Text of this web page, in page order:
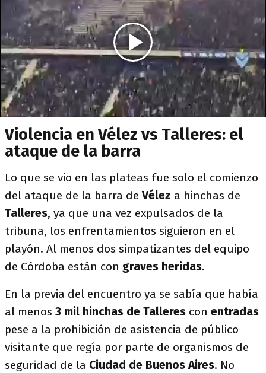
Violencia en Vélez vs Talleres: el
ataque de la barra
Lo que se vio en las plateas fue solo el comienzo
del ataque de la barra deVélez a hinchas de
Talleres, ya que una vez expulsados de la
tribuna, los enfrentamientos siguieron en el
playón. Al menos dos simpatizantes del equipo
de Córdoba están con graves heridas.
En la previa del encuentro ya se sabía que había
al menos 3 mil hinchas de Talleres con entradas
pese a la prohibición de asistencia de público
visitante que regía por parte de organismos de
seguridad de la Ciudad de Buenos Aires. No